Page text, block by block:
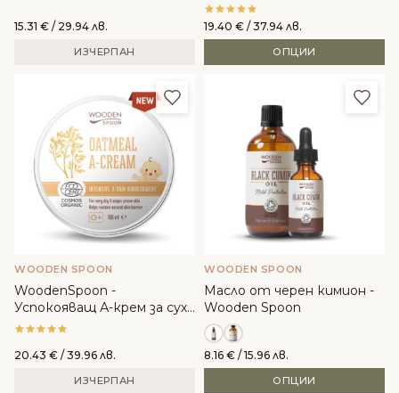
15.31 € / 29.94 лв.
ИЗЧЕРПАН
19.40 € / 37.94 лв.
ОПЦИИ
Добави в любими
WOODEN SPOON
WoodenSpoon -
Успокояващ А-крем за суха
и атопична кожа
20.43 € / 39.96 лв.
ИЗЧЕРПАН
WOODEN SPOON
Масло от черен кимион -
Wooden Spoon
8.16 € / 15.96 лв.
ОПЦИИ